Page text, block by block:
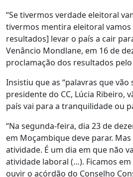
“Se tivermos verdade eleitoral
tivermos mentira eleitoral
resultados] levar o país a cair
Venâncio Mondlane, em 16 de
proclamação dos resultados pelo
Insistiu que as “palavras que vão
presidente do CC, Lúcia Ribeiro,
país vai para a tranquilidade ou
“Na segunda-feira, dia 23 de
em Moçambique deve parar.
atividade. É um dia em que não
atividade laboral (…). Ficamos em
ouvir o acórdão do Conselho